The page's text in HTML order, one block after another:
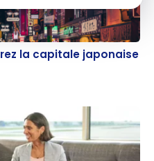
la capitale japonaise
la capitale japonaise